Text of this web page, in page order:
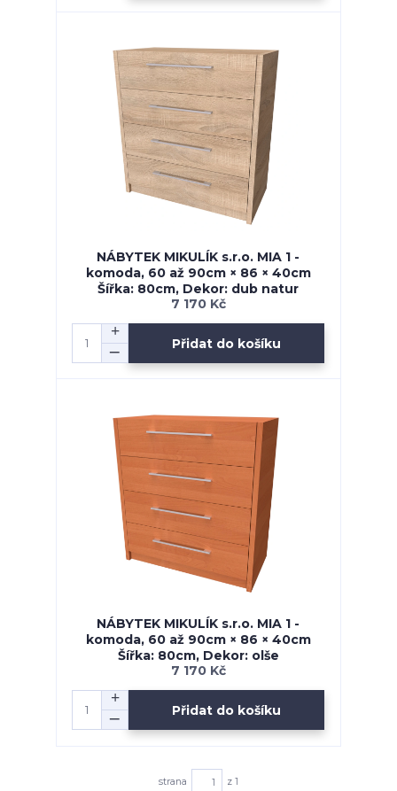
NÁBYTEK MIKULÍK s.r.o. MIA 1 -
komoda, 60 až 90cm × 86 × 40cm
Šířka: 80cm, Dekor: dub natur
7 170 Kč
Přidat do košíku
NÁBYTEK MIKULÍK s.r.o. MIA 1 -
komoda, 60 až 90cm × 86 × 40cm
Šířka: 80cm, Dekor: olše
7 170 Kč
Přidat do košíku
strana z 1